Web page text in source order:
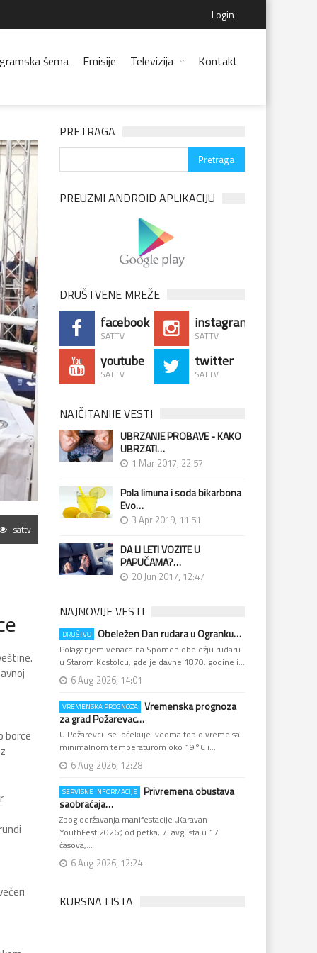
Login
šema Emisije Televizija Kontakt
sattv
borce
PRETRAGA
PREUZMI ANDROID APLIKACIJU
DRUŠTVENE MREŽE
facebook
SATTV
instagram
SATTV
youtube
SATTV
twitter
SATTV
NAJČITANIJE VESTI
UBRZANJE PROBAVE - KAKO
UBRZATI…
1 Mar 2017, 22:57
Pola limuna i soda bikarbona
Evo…
3 Apr 2019, 11:51
DA LI LETI VOZITE U
PAPUČAMA?…
20 Jun 2017, 12:47
NAJNOVIJE VESTI
DRUŠTVO Obeležen Dan rudara u Ogranku…
Polaganjem venaca na Spomen obeležju rudaru
u Starom Kostolcu, gde je davne 1870. godine i…
6 Aug 2026, 14:01
VREMENSKA PROGNOZA
Vremenska prognoza
za grad Požarevac…
U Požarevcu se očekuje veoma toplo vreme sa
minimalnom temperaturom oko 19°C i…
6 Aug 2026, 12:28
SERVISNE INFORMACIJE
Privremena obustava
saobraćaja…
Zbog održavanja manifestacije „Karavan
YouthFest 2026“, od petka, 7. avgusta u 17
časova,…
6 Aug 2026, 12:24
KURSNA LISTA